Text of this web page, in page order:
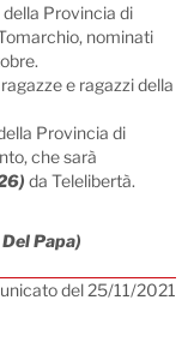
Provincia di
nominati
e ragazzi della
Provincia di
che sarà
da Telelibertà.
Papa)
del 25/11/2021